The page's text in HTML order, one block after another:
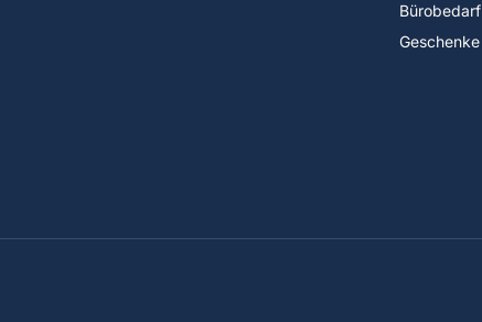
Bürobedarf
Geschenke